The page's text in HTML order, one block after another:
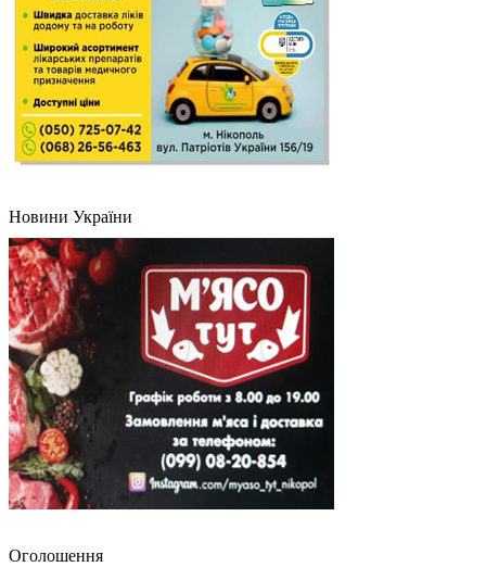
Новини України
Оголошення